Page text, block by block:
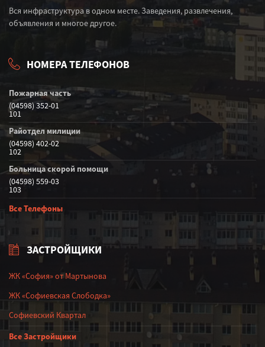
Вся инфраструктура в одном месте. Заведения, развлечения,
объявления и многое другое.
НОМЕРА ТЕЛЕФОНОВ
Пожарная часть
(04598) 352-01
101
Райотдел милиции
(04598) 402-02
102
Больница скорой помощи
(04598) 559-03
103
Все Телефоны
ЗАСТРОЙЩИКИ
ЖК «София» от Мартынова
ЖК «Софиевская Слободка»
Софиевский Квартал
Все Застройщики